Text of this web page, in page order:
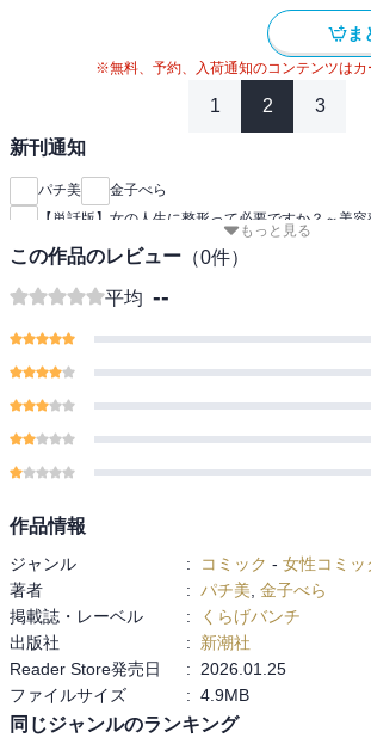
ま
※無料、予約、入荷通知のコンテンツはカ
1 2 3
新刊通知
パチ美
金子べら
【単話版】女の人生に整形って必要ですか？～美容
もっと見る
この作品のレビュー （0件）
平均 --
作品情報
ジャンル : コミック - 女性コミッ
著者
: パチ美 金子べら
掲載誌・レーベル
:
くらげバンチ
出版社
:
新潮社
Reader Store発売日
:
2026.01.25
ファイルサイズ
: 4.9MB
同じジャンルのランキング